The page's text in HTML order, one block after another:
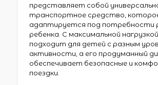
представляет собой
транспортное средство,
адаптируется под потребности
ребенка. С максимальной нагрузкой
подходит для детей с разным
активности, а его продуманный
обеспечивает безопасные и
поездки.